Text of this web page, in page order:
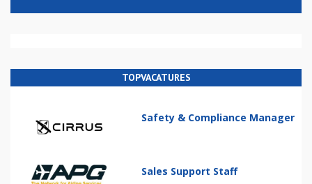
TOPVACATURES
Safety & Compliance Manager
Sales Support Staff